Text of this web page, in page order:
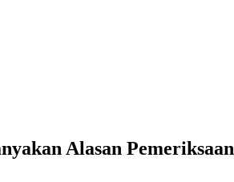
Alasan Pemeriksaan